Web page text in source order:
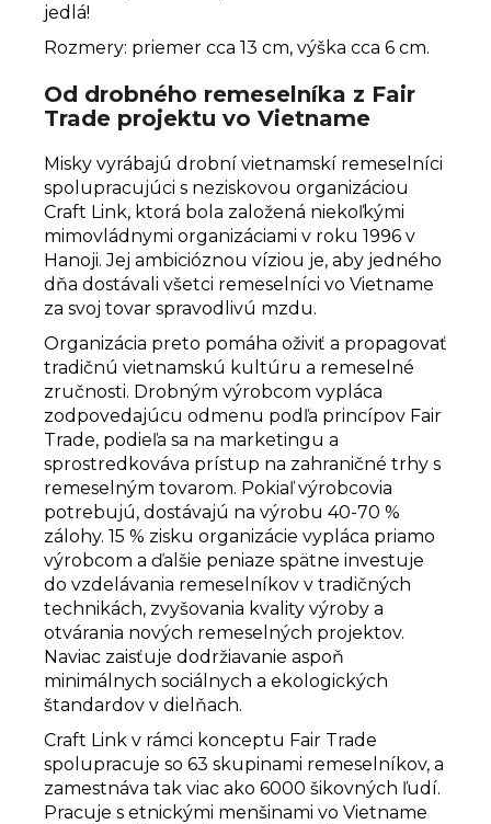
jedlá!
Rozmery: priemer cca 13 cm, výška cca 6 cm.
Od drobného remeselníka z Fair
Trade projektu vo Vietname
Misky vyrábajú drobní vietnamskí remeselníci
spolupracujúci s neziskovou organizáciou
Craft Link, ktorá bola založená niekoľkými
mimovládnymi organizáciami v roku 1996 v
Hanoji. Jej ambicióznou víziou je, aby jedného
dňa dostávali všetci remeselníci vo Vietname
za svoj tovar spravodlivú mzdu.
Organizácia preto pomáha oživiť a propagovať
tradičnú vietnamskú kultúru a remeselné
zručnosti. Drobným výrobcom vypláca
zodpovedajúcu odmenu podľa princípov Fair
Trade, podieľa sa na marketingu a
sprostredkováva prístup na zahraničné trhy s
remeselným tovarom. Pokiaľ výrobcovia
potrebujú, dostávajú na výrobu 40-70 %
zálohy. 15 % zisku organizácie vypláca priamo
výrobcom a ďalšie peniaze spätne investuje
do vzdelávania remeselníkov v tradičných
technikách, zvyšovania kvality výroby a
otvárania nových remeselných projektov.
Naviac zaisťuje dodržiavanie aspoň
minimálnych sociálnych a ekologických
štandardov v dielňach.
Craft Link v rámci konceptu Fair Trade
spolupracuje so 63 skupinami remeselníkov, a
zamestnáva tak viac ako 6000 šikovných ľudí.
Pracuje s etnickými menšinami vo Vietname